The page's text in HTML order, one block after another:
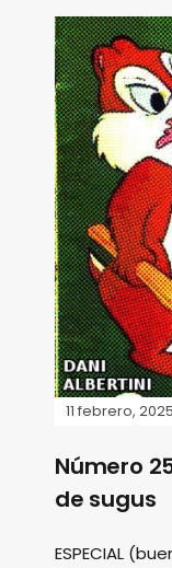
11 febrero, 2025
Número
de sugus
ESPECIAL